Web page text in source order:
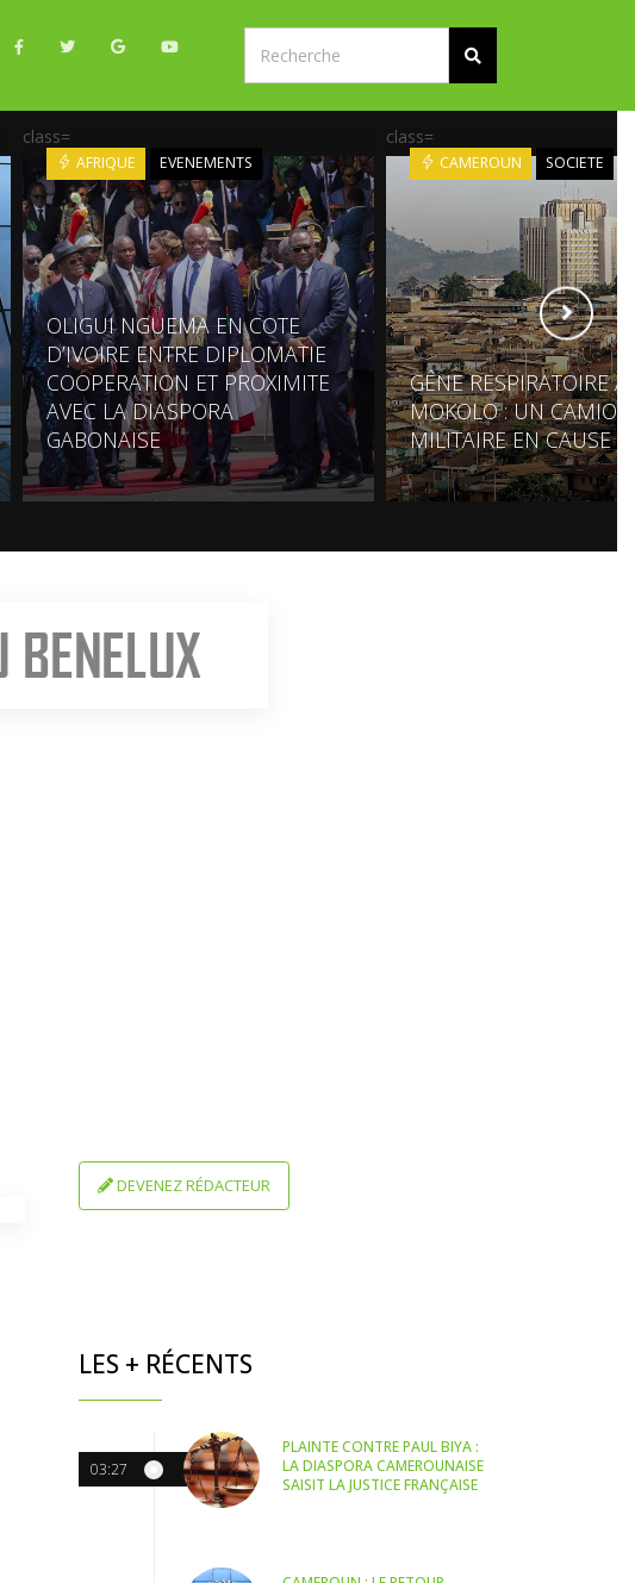
class=
AFRIQUE EVENEMENTS
OLIGUI NGUEMA EN COTE
D’IVOIRE ENTRE DIPLOMATIE
COOPERATION ET PROXIMITE
AVEC LA DIASPORA
GABONAISE
class=
CAMEROUN SOCIETE
GÊNE RESPIRATOIRE
MOKOLO : UN CAMION
MILITAIRE EN CAUSE
DEVENEZ RÉDACTEUR
LES + RÉCENTS
03:27
PLAINTE CONTRE PAUL BIYA :
LA DIASPORA CAMEROUNAISE
SAISIT LA JUSTICE FRANÇAISE